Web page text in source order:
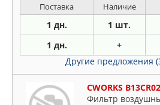
Поставка Наличие
1 дн. 1 шт.
1 дн. +
Другие предложения
CWORKS
Фильтр